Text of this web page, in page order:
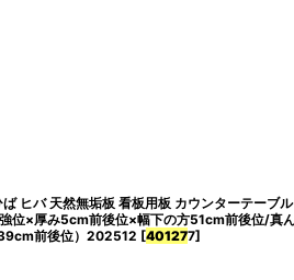
絞り込む
ヒバ 天然無垢板 看板用板 カウンターテーブル
位×厚み5cm前後位×幅下の方51cm前後位/真
前後位）202512 [401277]